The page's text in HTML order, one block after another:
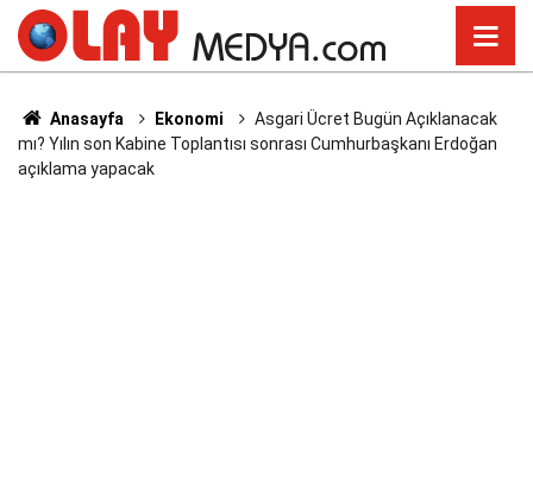
Anasayfa Ekonomi
Asgari Ücret Bugün Açıklanacak
mı? Yılın son Kabine Toplantısı sonrası Cumhurbaşkanı Erdoğan
açıklama yapacak